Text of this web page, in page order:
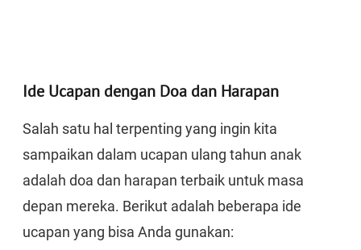
Ide Ucapan dengan Doa dan Harapan
Salah satu hal terpenting yang ingin kita
sampaikan dalam ucapan ulang tahun anak
adalah doa dan harapan terbaik untuk masa
depan mereka. Berikut adalah beberapa ide
ucapan yang bisa Anda gunakan: